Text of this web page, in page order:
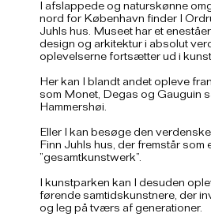
I afslappede og naturskønne
nord for København finder I
Juhls hus. Museet har et
design og arkitektur i absolut
oplevelserne fortsætter ud i
Her kan I blandt andet opleve
som Monet, Degas og Gauguin
Hammershøi.
Eller I kan besøge den
Finn Juhls hus, der fremstår som
”gesamtkunstwerk”.
I kunstparken kan I desuden
førende samtidskunstnere, der
og leg på tværs af generationer.